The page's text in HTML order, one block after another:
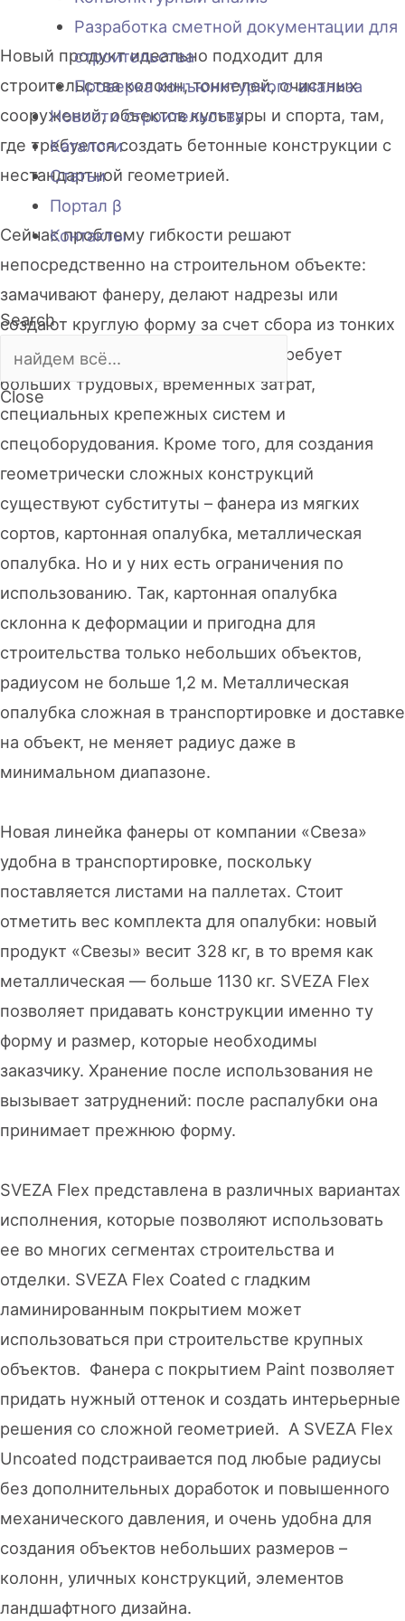
Разработка сметной документации для
строительства
Проверка конъюнктурного анализа
Новости строительства
Каталоги
Статьи
Портал β
Контакты
Search
Close
Новый продукт идеально подходит для
строительства колонн, тоннелей, очистных
сооружений, объектов культуры и спорта, там,
где требуется создать бетонные конструкции с
нестандартной геометрией.
Сейчас проблему гибкости решают
непосредственно на строительном объекте:
замачивают фанеру, делают надрезы или
создают круглую форму за счет сбора из тонких
полос, стыкуют и склеивают. Это требует
больших трудовых, временных затрат,
специальных крепежных систем и
спецоборудования. Кроме того, для создания
геометрически сложных конструкций
существуют субституты – фанера из мягких
сортов, картонная опалубка, металлическая
опалубка. Но и у них есть ограничения по
использованию. Так, картонная опалубка
склонна к деформации и пригодна для
строительства только небольших объектов,
радиусом не больше 1,2 м. Металлическая
опалубка сложная в транспортировке и доставке
на объект, не меняет радиус даже в
минимальном диапазоне.
Новая линейка фанеры от компании «Свеза»
удобна в транспортировке, поскольку
поставляется листами на паллетах. Стоит
отметить вес комплекта для опалубки: новый
продукт «Свезы» весит 328 кг, в то время как
металлическая — больше 1130 кг. SVEZA Flex
позволяет придавать конструкции именно ту
форму и размер, которые необходимы
заказчику. Хранение после использования не
вызывает затруднений: после распалубки она
принимает прежнюю форму.
SVEZA Flex представлена в различных вариантах
исполнения, которые позволяют использовать
ее во многих сегментах строительства и
отделки. SVEZA Flex Coated с гладким
ламинированным покрытием может
использоваться при строительстве крупных
объектов. Фанера с покрытием Paint позволяет
придать нужный оттенок и создать интерьерные
решения со сложной геометрией. А SVEZA Flex
Uncoated подстраивается под любые радиусы
без дополнительных доработок и повышенного
механического давления, и очень удобна для
создания объектов небольших размеров –
колонн, уличных конструкций, элементов
ландшафтного дизайна.